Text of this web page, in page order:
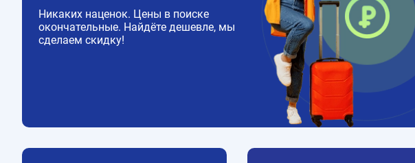
Никаких наценок. Цены в поиске
окончательные. Найдёте дешевле, мы
сделаем скидку!